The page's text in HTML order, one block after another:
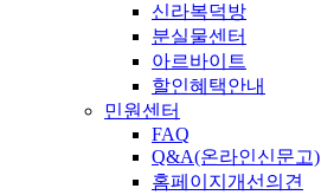
신라복덕방
분실물센터
아르바이트
할인혜택안내
민원센터
FAQ
Q&A(온라인신문고)
홈페이지개선의견